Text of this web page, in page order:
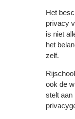
Het
privacy
is niet
het
zelf.
ook de
stelt aan